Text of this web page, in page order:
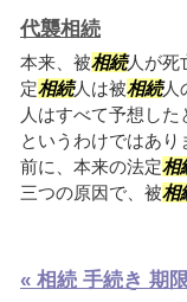
代襲相続
本来、被相続人が死
定相続人は被相続人
人はすべて予想した
というわけではあ
前に、本来の法定相
三つの原因で、被相
« 相続 手続き 期